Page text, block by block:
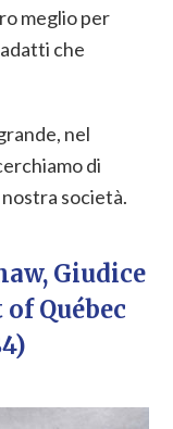
meglio per
che
nel
di
società.
Giudice
Québec